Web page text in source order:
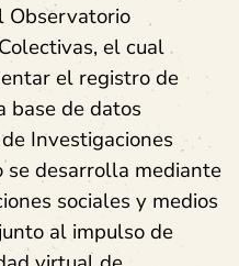
Observatorio
el cual
el registro de
base de datos
Investigaciones
se desarrolla mediante
sociales y medios
al impulso de